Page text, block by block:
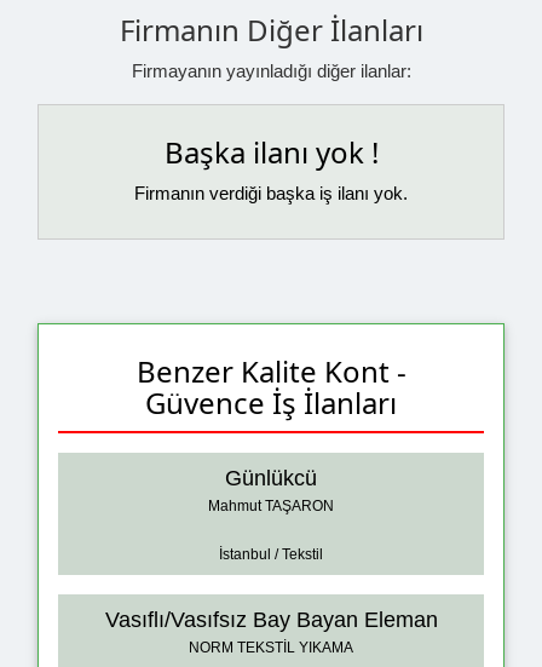
Firmanın Diğer İlanları
Firmayanın yayınladığı diğer ilanlar:
Başka ilanı yok !
Firmanın verdiği başka iş ilanı yok.
Benzer Kalite Kont -
Güvence İş İlanları
Günlükcü
Mahmut TAŞARON
İstanbul / Tekstil
Vasıflı/Vasıfsız Bay Bayan Eleman
NORM TEKSTİL YIKAMA